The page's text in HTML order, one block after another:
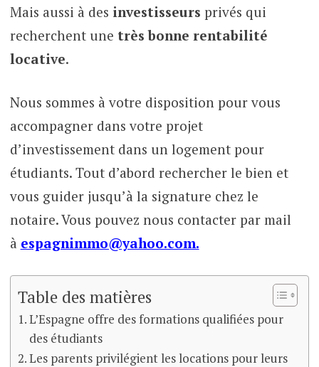
Mais aussi à des investisseurs privés qui
recherchent une très bonne rentabilité
locative.
Nous sommes à votre disposition pour vous
accompagner dans votre projet
d’investissement dans un logement pour
étudiants. Tout d’abord rechercher le bien et
vous guider jusqu’à la signature chez le
notaire. Vous pouvez nous contacter par mail
à espagnimmo@yahoo.com.
Table des matières
L’Espagne offre des formations qualifiées pour
des étudiants
Les parents privilégient les locations pour leurs